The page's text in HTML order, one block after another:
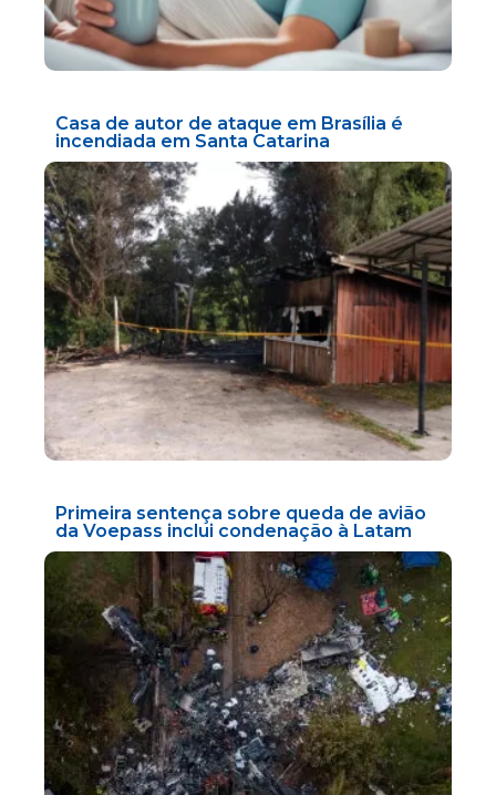
Casa de autor de ataque em Brasília é
incendiada em Santa Catarina
Primeira sentença sobre queda de avião
da Voepass inclui condenação à Latam